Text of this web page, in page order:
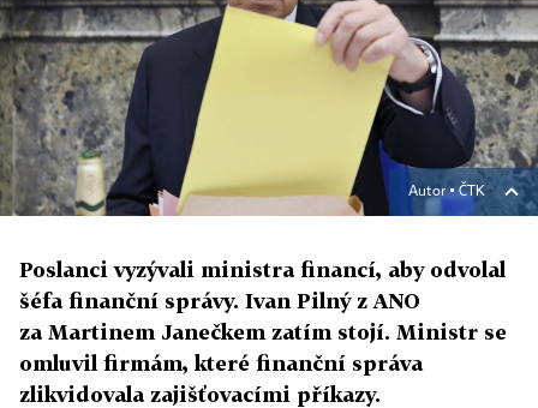
Autor ▪ČTK
Poslanci vyzývali ministra financí, aby odvolal
šéfa finanční správy. Ivan Pilný z ANO
za Martinem Janečkem zatím stojí. Ministr se
omluvil firmám, které finanční správa
zlikvidovala zajišťovacími příkazy.